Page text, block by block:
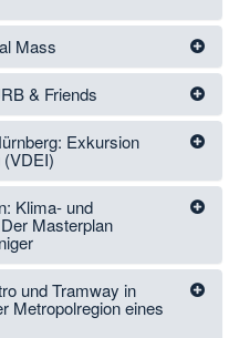
Mass
& Friends
Exkursion
(VDEI)
Klima- und
Masterplan
und Tramway in
Metropolregion eines